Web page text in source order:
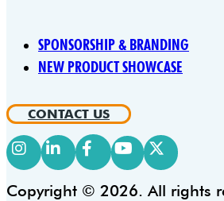
SPONSORSHIP & BRANDING
NEW PRODUCT SHOWCASE
CONTACT US
Copyright © 2026. All rights